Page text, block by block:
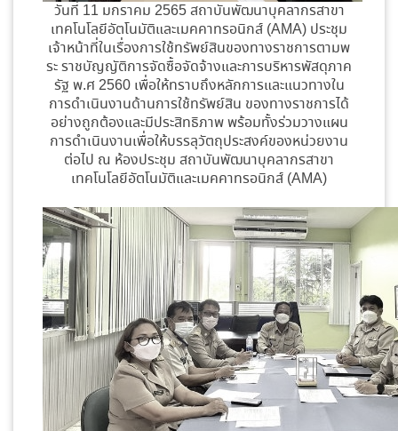
วันที่ 11 มกราคม 2565 สถาบันพัฒนาบุคลากรสาขา
เทคโนโลยีอัตโนมัติและเมคคาทรอนิกส์ (AMA) ประชุม
เจ้าหน้าที่ในเรื่องการใช้ทรัพย์สินของทางราชการตามพ
ระ ราชบัญญัติการจัดซื้อจัดจ้างและการบริหารพัสดุภาค
รัฐ พ.ศ 2560 เพื่อให้ทราบถึงหลักการและแนวทางใน
การดำเนินงานด้านการใช้ทรัพย์สิน ของทางราชการได้
อย่างถูกต้องและมีประสิทธิภาพ พร้อมทั้งร่วมวางแผน
การดำเนินงานเพื่อให้บรรลุวัตถุประสงค์ของหน่วยงาน
ต่อไป ณ ห้องประชุม สถาบันพัฒนาบุคลากรสาขา
เทคโนโลยีอัตโนมัติและเมคคาทรอนิกส์ (AMA)